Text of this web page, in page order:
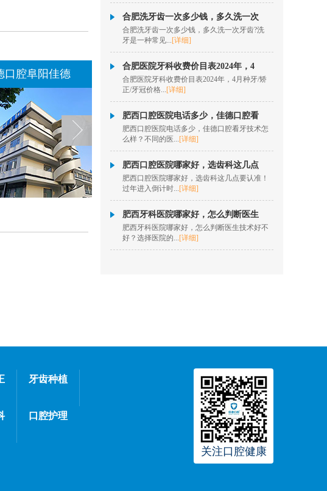
口腔阜阳佳德
擅长项目：半口、全口
数字化种植、即拔即
种、疑难... [详情]
在线咨询
欧阳昌
擅长项目：数字化隐形
正畸、牙齿美学正畸、
固定矫...
[详情]
在线咨询
洪菲
擅长项目：固定矫正、
数字化隐形正畸、儿童
肌功能...[详情]
在线咨询
王凯 院长
擅长项目：insignia定制
矫正、隐形正畸、疑难
复杂...[详情]
在线咨询
孙燎原
擅长项目：牙齿美学正
畸、口腔种植、数字化
合肥洗牙齿一次多少钱，多久洗一次
合肥洗牙齿一次多少钱，多久洗一次牙齿?洗
牙是一种常见...[详细]
合肥医院牙科收费价目表2024年，4
合肥医院牙科收费价目表2024年，4月种牙/矫
正/牙冠价格...[详细]
肥西口腔医院电话多少，佳德口腔看
肥西口腔医院电话多少，佳德口腔看牙技术怎
么样？不同的医...[详细]
肥西口腔医院哪家好，选齿科这几点
肥西口腔医院哪家好，选齿科这几点要认准！
过年进入倒计时...[详细]
肥西牙科医院哪家好，怎么判断医生
肥西牙科医院哪家好，怎么判断医生技术好不
好？选择医院的...[详细]
牙齿种植
口腔护理
关注口腔健康